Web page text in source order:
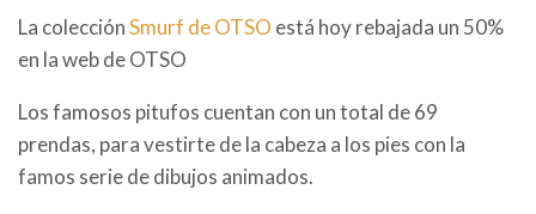
La colecciónSmurf de OTSO está hoy rebajada un 50%
en la web de OTSO
Los famosos pitufos cuentan con un total de 69
prendas, para vestirte de la cabeza a los pies con la
famos serie de dibujos animados.